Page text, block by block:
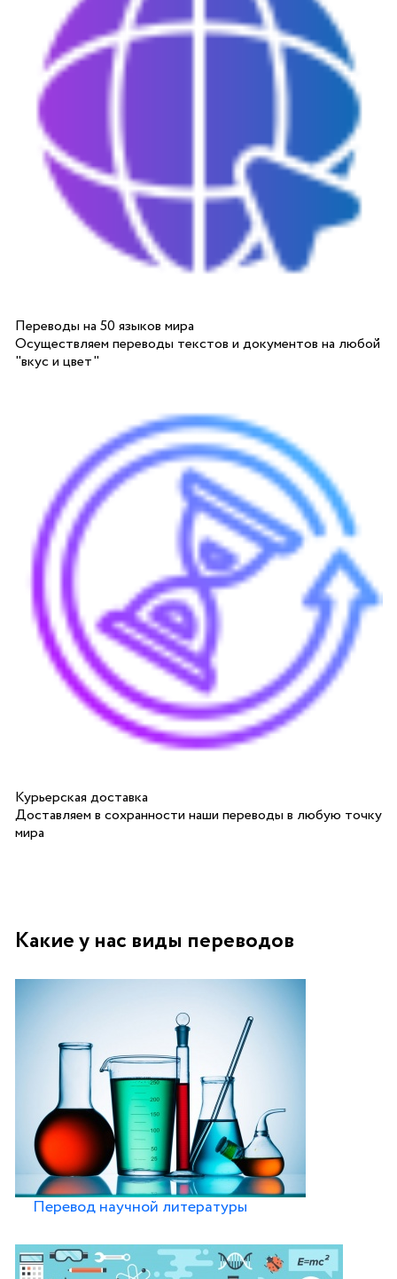
Переводы на 50 языков мира
Осуществляем переводы текстов и документов на любой
"вкус и цвет"
Курьерская доставка
Доставляем в сохранности наши переводы в любую точку
мира
Какие у нас виды переводов
Перевод научной литературы